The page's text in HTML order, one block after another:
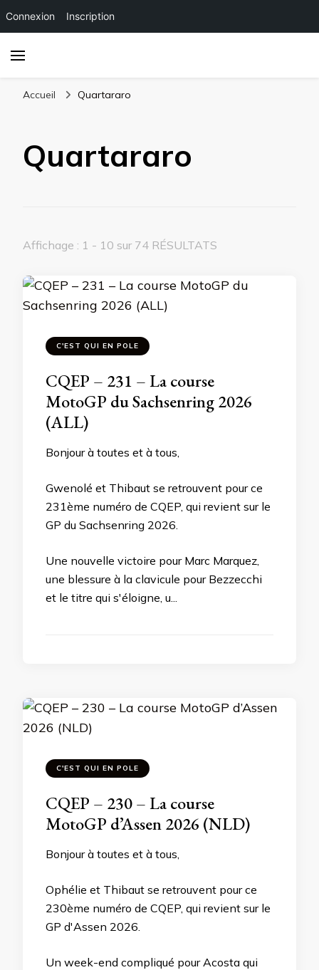
Connexion Inscription
Accueil Quartararo
Quartararo
Affichage : 1 - 10 sur 74 RÉSULTATS
C'EST QUI EN POLE
CQEP – 231 – La course
MotoGP du Sachsenring 2026
(ALL)
Bonjour à toutes et à tous,
Gwenolé et Thibaut se retrouvent pour ce
231ème numéro de CQEP, qui revient sur le
GP du Sachsenring 2026.
Une nouvelle victoire pour Marc Marquez,
une blessure à la clavicule pour Bezzecchi
et le titre qui s'éloigne, u...
C'EST QUI EN POLE
CQEP – 230 – La course
MotoGP d’Assen 2026 (NLD)
Bonjour à toutes et à tous,
Ophélie et Thibaut se retrouvent pour ce
230ème numéro de CQEP, qui revient sur le
GP d'Assen 2026.
Un week-end compliqué pour Acosta qui